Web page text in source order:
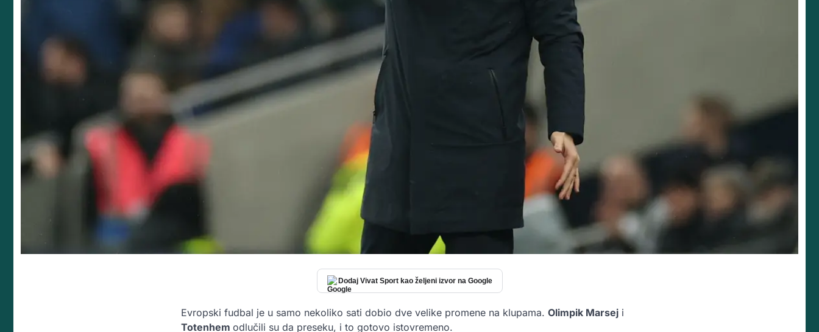
Dodaj Vivat Sport kao željeni izvor na Google
Evropski fudbal je u samo nekoliko sati dobio dve velike promene na klupama. Olimpik Marsej i
Totenhem odlučili su da preseku, i to gotovo istovremeno.